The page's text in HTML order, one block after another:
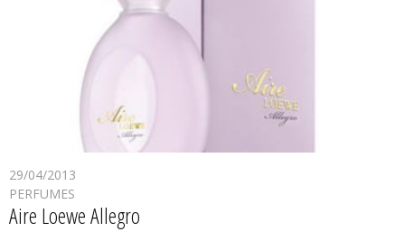
29/04/2013
PERFUMES
Aire Loewe Allegro